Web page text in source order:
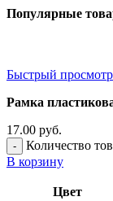
Популярные
Быстрый просмотр
Рамка
17.00 руб.
Количество
В корзину
Цвет